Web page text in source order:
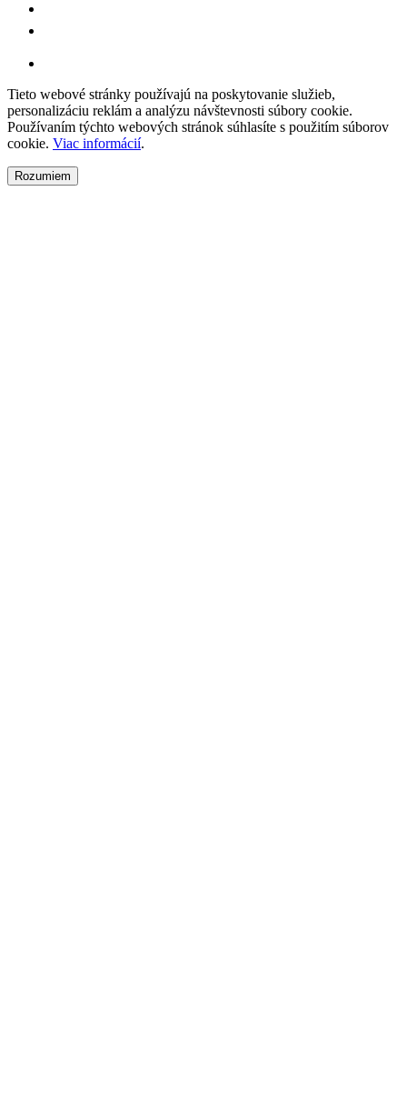
Tieto webové stránky používajú na poskytovanie služieb,
personalizáciu reklám a analýzu návštevnosti súbory cookie.
Používaním týchto webových stránok súhlasíte s použitím súborov
cookie. Viac informácií.
Rozumiem